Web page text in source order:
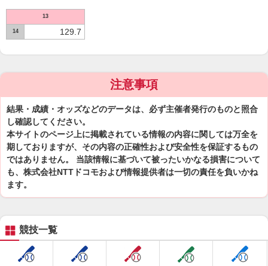
13
14 129.7
注意事項
結果・成績・オッズなどのデータは、必ず主催者発行のものと照合
し確認してください。
本サイトのページ上に掲載されている情報の内容に関しては万全を
期しておりますが、その内容の正確性および安全性を保証するもの
ではありません。 当該情報に基づいて被ったいかなる損害について
も、株式会社NTTドコモおよび情報提供者は一切の責任を負いかね
ます。
競技一覧